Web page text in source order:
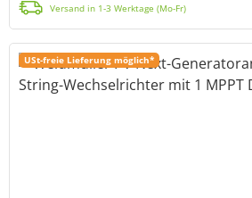
Versand in 1-3 Werktage (Mo-Fr)
USt-freie Lieferung möglich*